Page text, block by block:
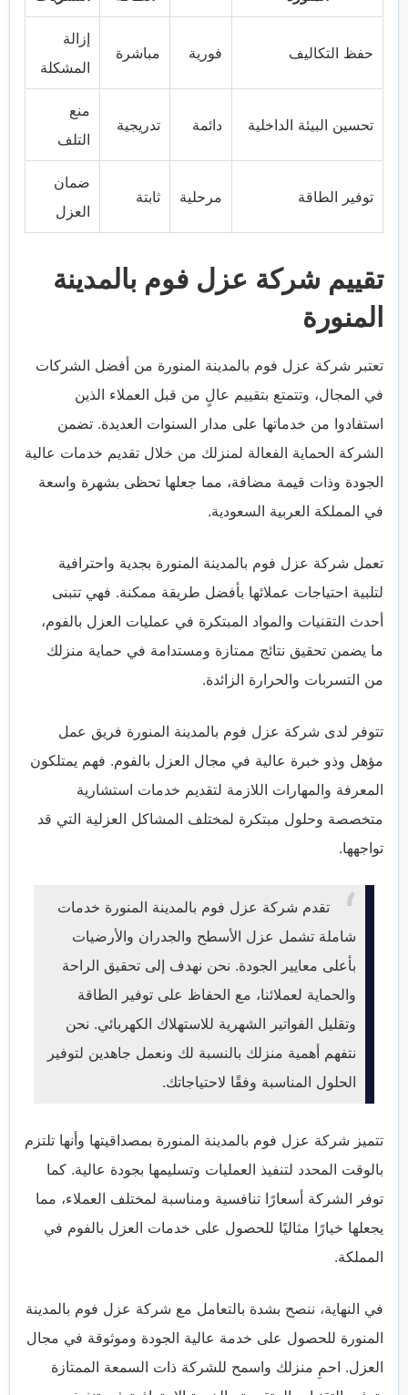
حفظ التكاليف فورية مباشرة
إزالة
المشكلة
تحسين البيئة الداخلية دائمة تدريجية
منع
التلف
توفير الطاقة مرحلية ثابتة
ضمان
العزل
تقييم شركة عزل فوم بالمدينة
المنورة
تعتبر شركة عزل فوم بالمدينة المنورة من أفضل الشركات
في المجال، وتتمتع بتقييم عالٍ من قبل العملاء الذين
استفادوا من خدماتها على مدار السنوات العديدة. تضمن
الشركة الحماية الفعالة لمنزلك من خلال تقديم خدمات عالية
الجودة وذات قيمة مضافة، مما جعلها تحظى بشهرة واسعة
في المملكة العربية السعودية.
تعمل شركة عزل فوم بالمدينة المنورة بجدية واحترافية
لتلبية احتياجات عملائها بأفضل طريقة ممكنة. فهي تتبنى
أحدث التقنيات والمواد المبتكرة في عمليات العزل بالفوم،
ما يضمن تحقيق نتائج ممتازة ومستدامة في حماية منزلك
من التسربات والحرارة الزائدة.
تتوفر لدى شركة عزل فوم بالمدينة المنورة فريق عمل
مؤهل وذو خبرة عالية في مجال العزل بالفوم. فهم يمتلكون
المعرفة والمهارات اللازمة لتقديم خدمات استشارية
متخصصة وحلول مبتكرة لمختلف المشاكل العزلية التي قد
تواجهها.
تقدم شركة عزل فوم بالمدينة المنورة خدمات
شاملة تشمل عزل الأسطح والجدران والأرضيات
بأعلى معايير الجودة. نحن نهدف إلى تحقيق الراحة
والحماية لعملائنا، مع الحفاظ على توفير الطاقة
وتقليل الفواتير الشهرية للاستهلاك الكهربائي. نحن
نتفهم أهمية منزلك بالنسبة لك ونعمل جاهدين لتوفير
الحلول المناسبة وفقًا لاحتياجاتك.
تتميز شركة عزل فوم بالمدينة المنورة بمصداقيتها وأنها تلتزم
بالوقت المحدد لتنفيذ العمليات وتسليمها بجودة عالية. كما
توفر الشركة أسعارًا تنافسية ومناسبة لمختلف العملاء، مما
يجعلها خيارًا مثاليًا للحصول على خدمات العزل بالفوم في
المملكة.
في النهاية، ننصح بشدة بالتعامل مع شركة عزل فوم بالمدينة
المنورة للحصول على خدمة عالية الجودة وموثوقة في مجال
العزل. احمِ منزلك واسمح للشركة ذات السمعة الممتازة